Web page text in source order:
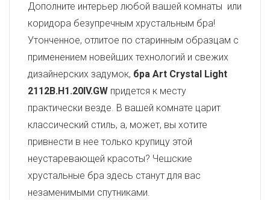
Дополните интерьер любой вашей комнаты или
коридора безупречным хрустальным бра!
Утонченное, отлитое по старинным образцам с
применением новейших технологий и свежих
дизайнерских задумок, бра Art Crystal Light
2112B.H1.20IV.GW придется к месту
практически везде. В вашей комнате царит
классический стиль, а, может, вы хотите
привнести в нее только крупицу этой
неустаревающей красоты? Чешские
хрустальные бра здесь станут для вас
незаменимыми спутниками.